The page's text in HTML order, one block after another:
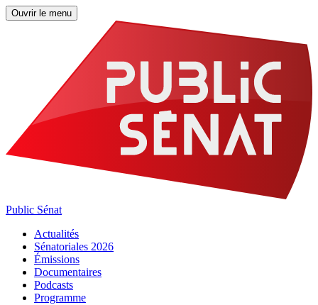
Ouvrir le menu
Public Sénat
Actualités
Sénatoriales 2026
Émissions
Documentaires
Podcasts
Programme